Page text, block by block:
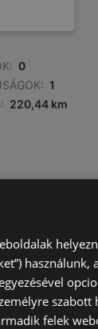
0
1
220,44 km
használunk,
szabott
felek